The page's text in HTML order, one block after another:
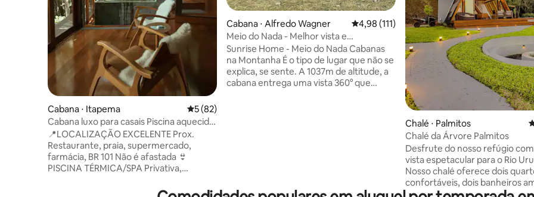
Cabana ⋅ Itapema 5 de uma avaliação média de 5, 82 avaliações
5 (82)
Cabana luxo para casais Piscina aquecida
Vista Mar
📍LOCALIZAÇÃO EXCELENTE Prox.
Restaurante, praia, supermercado,
farmácia, BR 101 Não é afastada 👙
PISCINA TÉRMICA/SPA Privativa,
Cabana ⋅ Alfredo Wagner 4,98 de uma avaliação média de 5, 111
4,98 (111)
Meio do Nada - Melhor vista e
privacidade da Serra
Sunrise Home - Meio do Nada Cabanas
na Montanha É o tipo de lugar que não se
explica, se sente. A 1037m de altitude, a
cabana entrega uma vista 360° que
Chalé ⋅ Palmitos
Chalé da Árvore Palmitos
Desfrute do nosso refúgio
vista espetacular para o Rio
Nosso chalé oferece dois
confortáveis, dois banheiros
uma cozinha totalmente